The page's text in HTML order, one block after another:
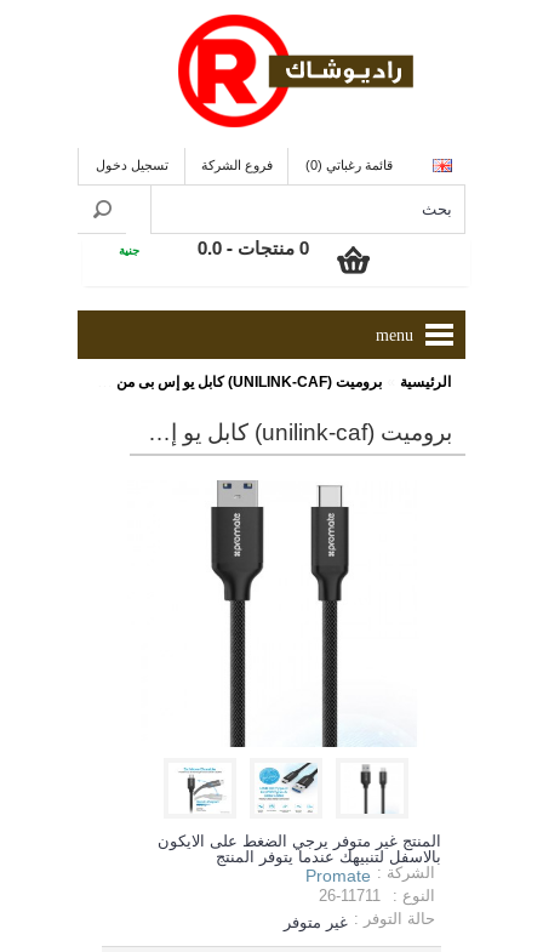
قائمة رغباتي (0) فروع الشركة تسجيل دخول
0 منتجات - 0.0 جنية
menu
الرئيسية بروميت (UNILINK-CAF) كابل يو إس بى من النوع C بطول 1.2 متر, ذو لون رمادى
بروميت (unilink-caf) كابل يو إس بى من النوع c بطول 1.2 متر, ذو لون رمادى
المنتج غير متوفر يرجي الضغط على الايكون
بالاسفل لتنبيهك عندما يتوفر المنتج
الشركة : Promate
النوع :
26-11711
حالة التوفر : غير متوفر